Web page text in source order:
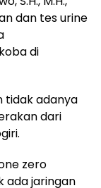
dan tes urine
di
tidak adanya
dari
zero
ada jaringan